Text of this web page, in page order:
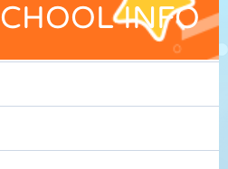
INFO